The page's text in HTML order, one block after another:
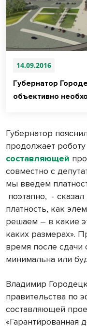
14.09.2016
Губернатор
объективно
Губернатор
продолжает
составляющей
совместно с
мы введем
поэтапно, -
платность, как
решаем – в какие
каких размерах».
время после сдачи
минимальна или
Владимир
правительства по
составляющей
«Гарантированная